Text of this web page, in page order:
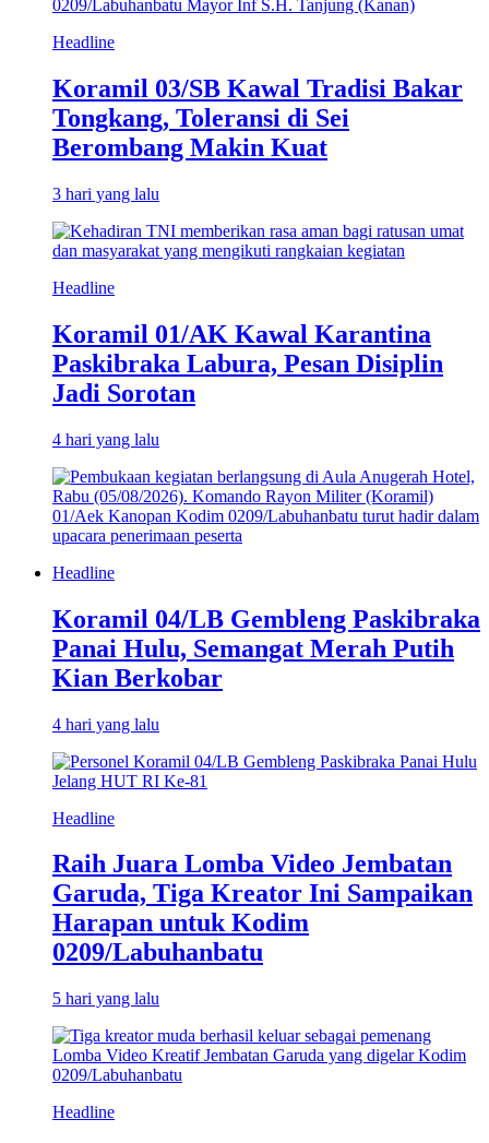
Headline
Koramil 03/SB Kawal Tradisi Bakar
Tongkang, Toleransi di Sei
Berombang Makin Kuat
3 hari yang lalu
Headline
Koramil 01/AK Kawal Karantina
Paskibraka Labura, Pesan Disiplin
Jadi Sorotan
4 hari yang lalu
Headline
Koramil 04/LB Gembleng Paskibraka
Panai Hulu, Semangat Merah Putih
Kian Berkobar
4 hari yang lalu
Headline
Raih Juara Lomba Video Jembatan
Garuda, Tiga Kreator Ini Sampaikan
Harapan untuk Kodim
0209/Labuhanbatu
5 hari yang lalu
Headline